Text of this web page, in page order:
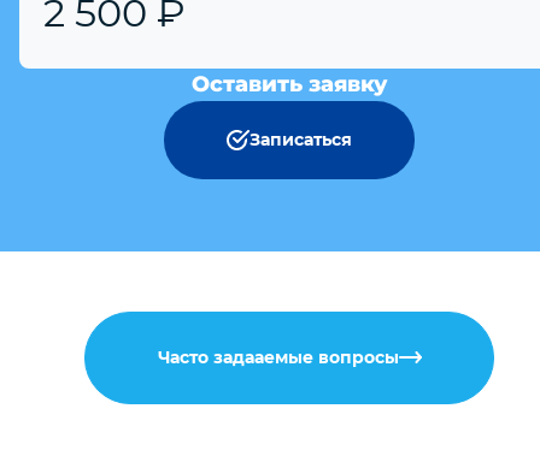
2 500 ₽
Оставить заявку
Записаться
Часто задааемые вопросы